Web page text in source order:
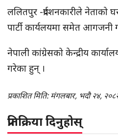
ललितपुर -प्रर्दशनकारीले नेताको
पार्टी कार्यलयमा समेत आगजनी
नेपाली कांग्रेसको केन्द्रीय
गरेका हुन् ।
प्रकाशित मिति: मंगलबार, भदौ २४,
प्रतिक्रिया दिनुहोस्